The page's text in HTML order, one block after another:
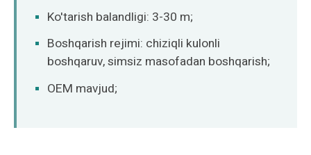
Ko'tarish balandligi: 3-30 m;
Boshqarish rejimi: chiziqli kulonli
boshqaruv, simsiz masofadan boshqarish;
OEM mavjud;